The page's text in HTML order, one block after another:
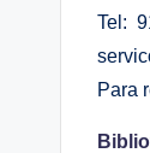
Tel:
Para